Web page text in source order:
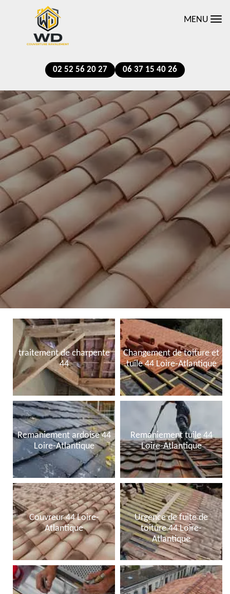
MENU
02 52 56 20 27 06 37 15 40 26
traitement de charpente
44
Changement de toiture et
tuile 44 Loire-Atlantique
Remaniement ardoise 44
Loire-Atlantique
Remaniement tuile 44
Loire-Atlantique
Couvreur 44 Loire-
Atlantique
Urgence de fuite de
toiture 44 Loire-
Atlantique